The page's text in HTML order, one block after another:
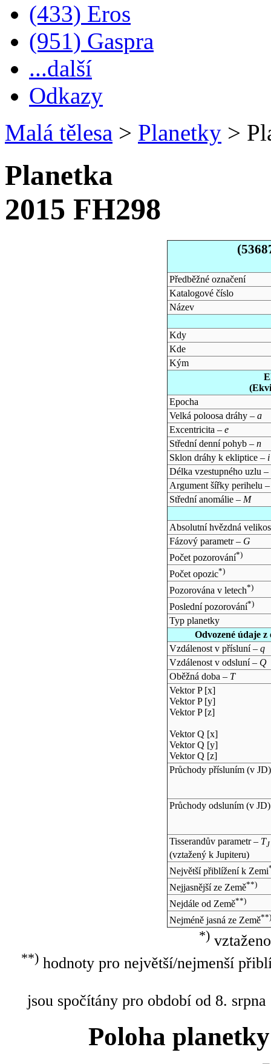
(433) Eros
(951) Gaspra
...další
Odkazy
Malá tělesa > Planetky >
Planetka
2015 FH298
Předběžné označení
Katalogové číslo
Název
Kdy
Kde
Kým
Epocha
Velká poloosa dráhy – a
Excentricita – e
Střední denní pohyb – n
Sklon dráhy k ekliptice – i
Délka vzestupného uzlu –
Argument šířky perihelu
Střední anomálie – M
Absolutní hvězdná
Fázový parametr – G
Počet pozorování*)
Počet opozic*)
Pozorována v letech*)
Poslední pozorování*)
Typ planetky
Odvozené údaje
Vzdálenost v přísluní – q
Vzdálenost v odsluní – Q
Oběžná doba – T
Vektor P [x]
Vektor P [y]
Vektor P [z]
Vektor Q [x]
Vektor Q [y]
Vektor Q [z]
Průchody přísluním (v JD)
Průchody odsluním (v JD)
Tisserandův parametr – TJ
(vztažený k Jupiteru)
Největší přiblížení k Zemi
Nejjasnější ze Země**)
Nejdále od Země**)
Nejméně jasná ze Země**)
*)
**)hodnoty pro největší/nejmenší
jsou spočítány pro období od 8.
Poloha